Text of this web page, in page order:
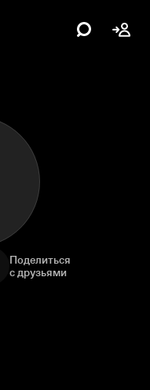
Поделиться
с друзьями